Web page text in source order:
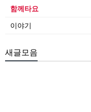
함께타요
이야기
새글모음